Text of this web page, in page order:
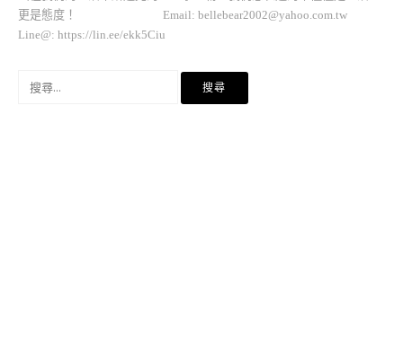
更是態度！ Email: bellebear2002@yahoo.com.tw
Line@: https://lin.ee/ekk5Ciu